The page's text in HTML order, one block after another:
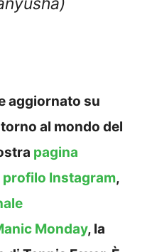
aggiornato su
al mondo del
pagina
profilo Instagram,
Monday, la